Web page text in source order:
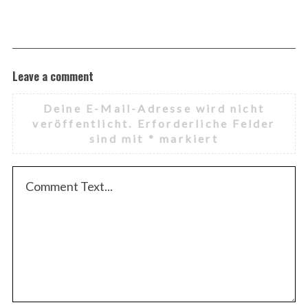
Leave a comment
Deine E-Mail-Adresse wird nicht
veröffentlicht.
Erforderliche Felder
sind mit * markiert